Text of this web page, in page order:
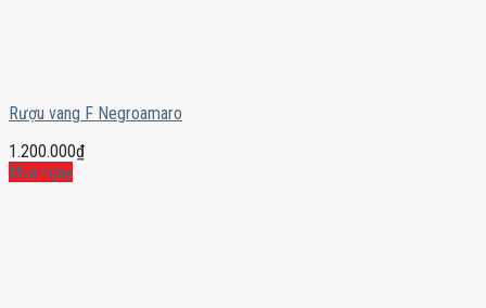
Rượu vang F Negroamaro
1.200.000₫
Mua ngay